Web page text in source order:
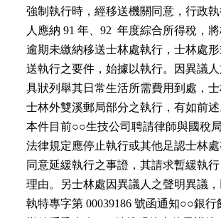
強制執行時，經移送機關同意，行政
人應納 91 年、92  年度綜合所得稅
逾期未繳納移送士林處執行，士林處
送執行之要件，始據以執行。因異議
具狀列舉其日常生活所需費用到處，
士林外雙溪郵局部分之執行，有如前
本件目前○○生技公司聘請律師與國
法律規定應停止執行或其他足認士林
同意延緩執行之事證，其請求暫緩執
理由。另士林處因異議人之聲明異議，
執特專字第 00039186 號函通知○○銀